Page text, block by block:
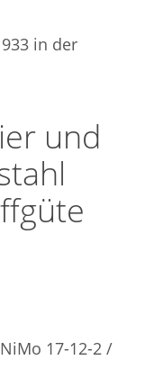
in der
und
17-12-2 /